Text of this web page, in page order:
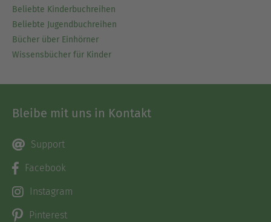
Beliebte Kinderbuchreihen
Beliebte Jugendbuchreihen
Bücher über Einhörner
Wissensbücher für Kinder
Bleibe mit uns in Kontakt
Support
Facebook
Instagram
Pinterest